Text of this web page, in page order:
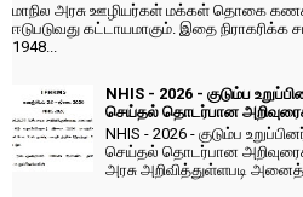
மாநில அரசு ஊழியர்கள் மக்கள் தொகை
ஈடுபடுவது கட்டாயமாகும். இதை நிராகரிக்க
1948...
NHIS - 2026 - குடும்ப
செய்தல் தொடர்பான
NHIS - 2026 - குடும்ப
செய்தல் தொடர்பான
அரசு அறிவித்துள்ளபடி